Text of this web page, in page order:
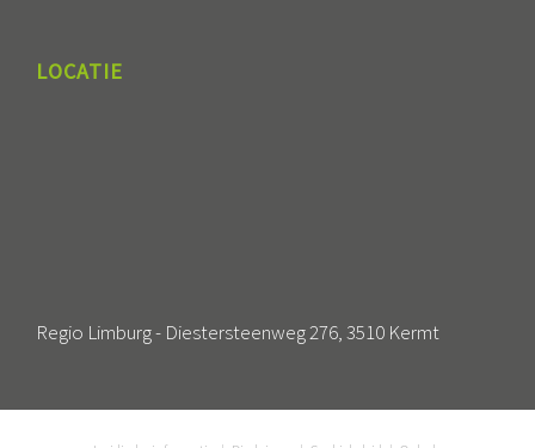
LOCATIE
Regio Limburg - Diestersteenweg 276, 3510 Kermt